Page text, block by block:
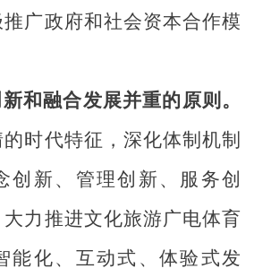
广政府和社会资本合作模
和融合发展并重的原则。
时代特征，深化体制机制
创新、管理创新、服务创
力推进文化旅游广电体育
能化、互动式、体验式发